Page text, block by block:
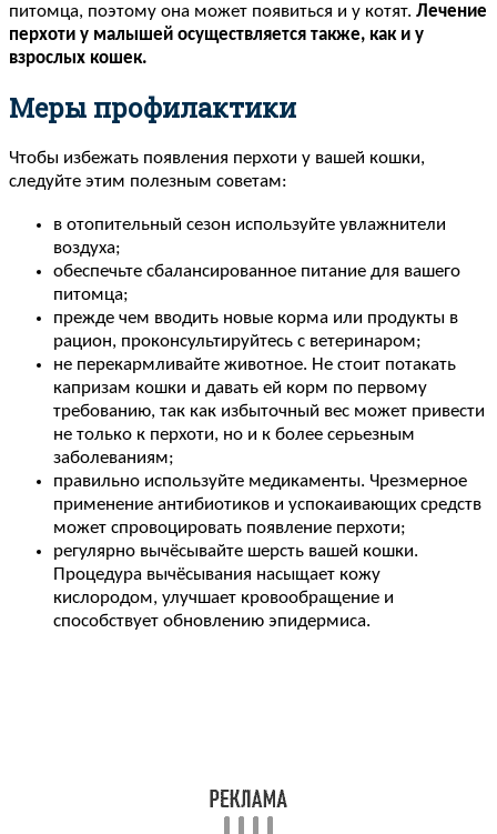
питомца, поэтому она может появиться и у котят. Лечение
перхоти у малышей осуществляется также, как и у
взрослых кошек.
Меры профилактики
Чтобы избежать появления перхоти у вашей кошки,
следуйте этим полезным советам:
в отопительный сезон используйте увлажнители
воздуха;
обеспечьте сбалансированное питание для вашего
питомца;
прежде чем вводить новые корма или продукты в
рацион, проконсультируйтесь с ветеринаром;
не перекармливайте животное. Не стоит потакать
капризам кошки и давать ей корм по первому
требованию, так как избыточный вес может привести
не только к перхоти, но и к более серьезным
заболеваниям;
правильно используйте медикаменты. Чрезмерное
применение антибиотиков и успокаивающих средств
может спровоцировать появление перхоти;
регулярно вычёсывайте шерсть вашей кошки.
Процедура вычёсывания насыщает кожу
кислородом, улучшает кровообращение и
способствует обновлению эпидермиса.